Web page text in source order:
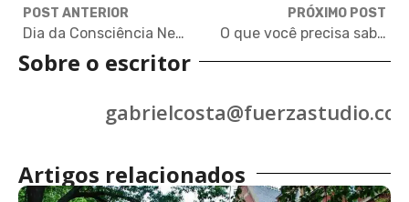
POST ANTERIOR
Dia da Consciência Negra? Nas universidades estrangeiras, ele dura um mês inteiro!
PRÓXIMO POST
O que você precisa saber sobre o trabalho do Prep
Sobre o escritor
Artigos relacionados